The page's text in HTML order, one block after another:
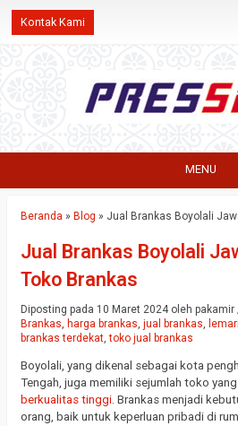
Kontak Kami
MENU
Beranda » Blog » Jual Brankas Boyolali
Jual Brankas Boyolali
Toko Brankas
Diposting pada 10 Maret 2024 oleh
Brankas, harga brankas, jual brankas,
brankas terdekat,toko jual brankas
Boyolali, yang dikenal sebagai kota
Tengah, juga memiliki sejumlah toko
berkualitas tinggi. Brankas menjadi
orang, baik untuk keperluan pribadi di